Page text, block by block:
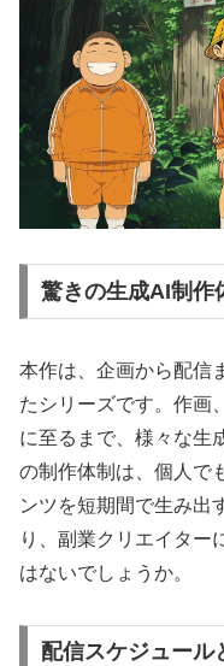
驚きの生成AI制作
本作は、企画から配信
たシリーズです。作画
に至るまで、様々な生
の制作体制は、個人で
ンツを短期間で生み出
り、副業クリエイター
はないでしょうか。
配信スケジュール